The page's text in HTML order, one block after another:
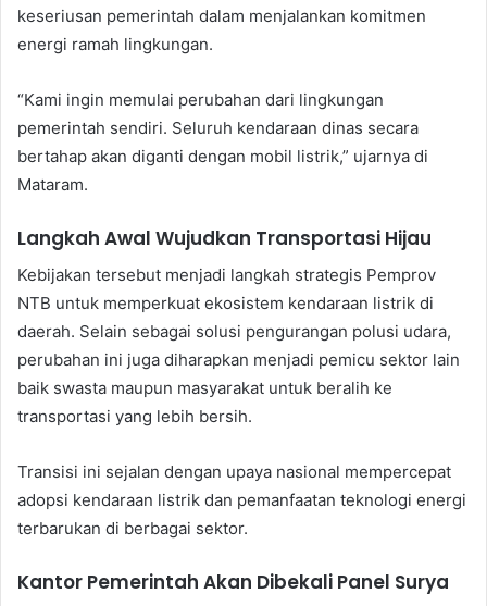
keseriusan pemerintah dalam menjalankan komitmen
energi ramah lingkungan.
“Kami ingin memulai perubahan dari lingkungan
pemerintah sendiri. Seluruh kendaraan dinas secara
bertahap akan diganti dengan mobil listrik,” ujarnya di
Mataram.
Langkah Awal Wujudkan Transportasi Hijau
Kebijakan tersebut menjadi langkah strategis Pemprov
NTB untuk memperkuat ekosistem kendaraan listrik di
daerah. Selain sebagai solusi pengurangan polusi udara,
perubahan ini juga diharapkan menjadi pemicu sektor lain
baik swasta maupun masyarakat untuk beralih ke
transportasi yang lebih bersih.
Transisi ini sejalan dengan upaya nasional mempercepat
adopsi kendaraan listrik dan pemanfaatan teknologi energi
terbarukan di berbagai sektor.
Kantor Pemerintah Akan Dibekali Panel Surya